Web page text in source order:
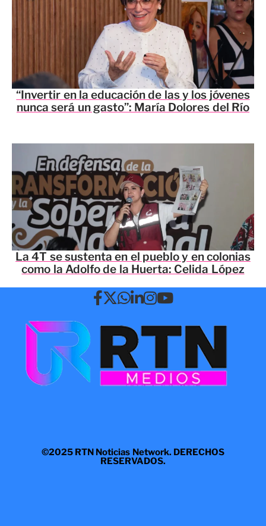
“Invertir en la educación de las y los jóvenes
nunca será un gasto”: María Dolores del Río
La 4T se sustenta en el pueblo y en colonias
como la Adolfo de la Huerta: Celida López
©2025 RTN Noticias Network. DERECHOS
RESERVADOS.